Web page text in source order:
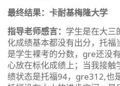
最终结果：卡耐基梅隆大学
指导老师感言： 学生是在大三
化成绩基本都没有出分，托
是学生裸考的分数，gre还没
心放在标化成绩上；当我接
绩状态是托福94，gre312,也